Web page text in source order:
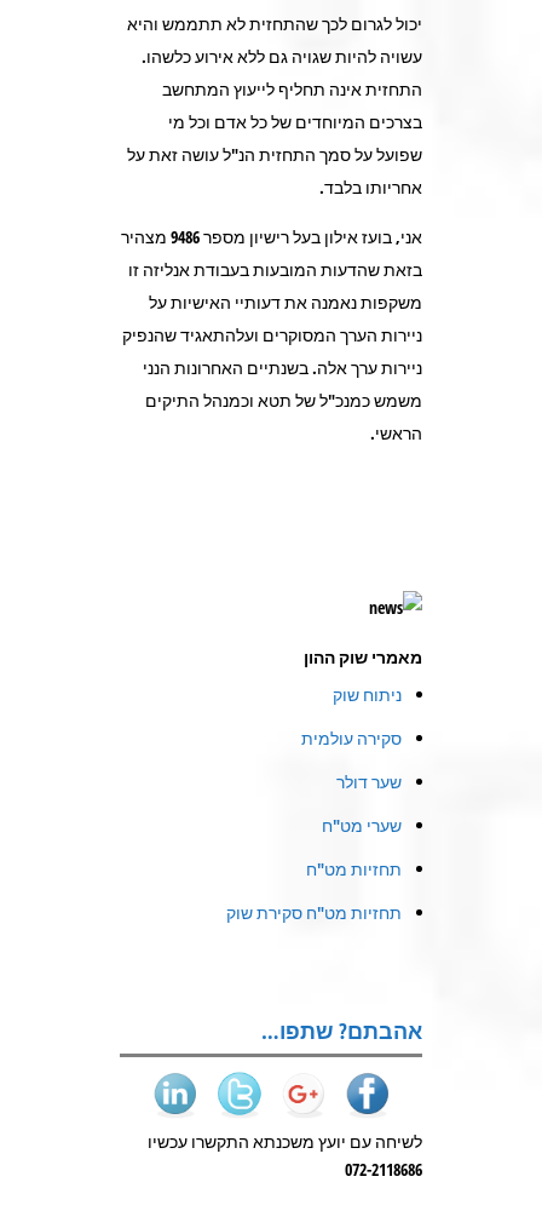
יכול לגרום לכך שהתחזית לא תתממש והיא
עשויה להיות שגויה גם ללא אירוע כלשהו.
התחזית אינה תחליף לייעוץ המתחשב
בצרכים המיוחדים של כל אדם וכל מי
שפועל על סמך התחזית הנ"ל עושה זאת על
אחריותו בלבד.
אני, בועז אילון בעל רישיון מספר 9486 מצהיר
בזאת שהדעות המובעות בעבודת אנליזה זו
משקפות נאמנה את דעותיי האישיות על
ניירות הערך המסוקרים ועלהתאגיד שהנפיק
ניירות ערך אלה. בשנתיים האחרונות הנני
משמש כמנכ"ל של תטא וכמנהל התיקים
הראשי.
מאמרי שוק ההון
ניתוח שוק
סקירה עולמית
שער דולר
שערי מט"ח
תחזיות מט"ח
תחזיות מט"ח סקירת שוק
אהבתם? שתפו…
לשיחה עם יועץ משכנתא התקשרו עכשיו
072-2118686